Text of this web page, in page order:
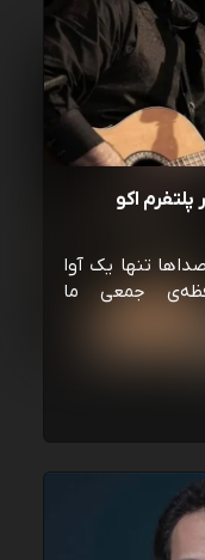
اکو
تنها یک آوا
جمعی ما